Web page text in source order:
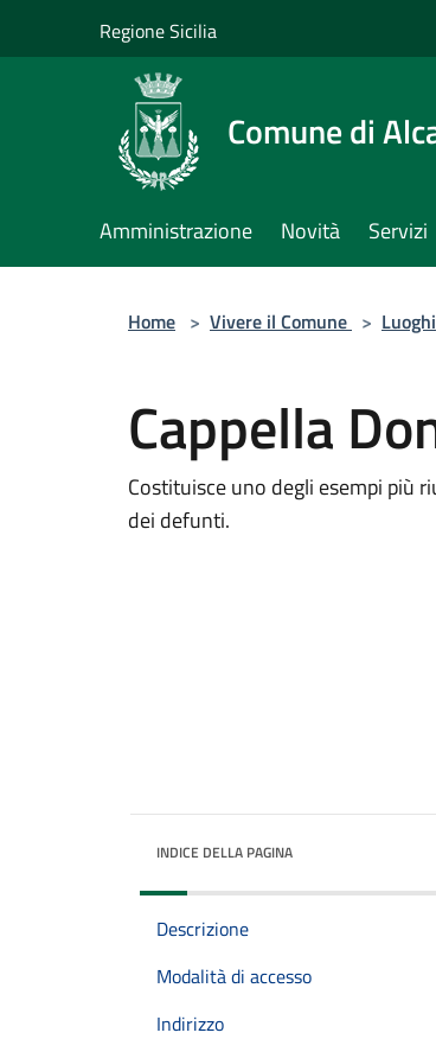
Regione Sicilia
Comune di
Amministrazione Novità Servizi
Home > Vivere il Comune > Luoghi
Cappella
Costituisce uno degli esempi più
dei defunti.
INDICE DELLA PAGINA
Descrizione
Modalità di accesso
Indirizzo